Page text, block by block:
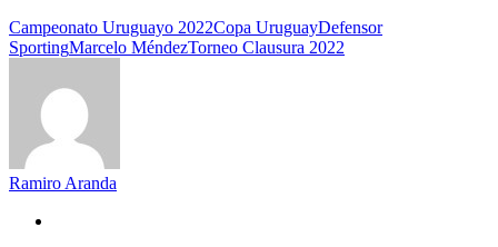
Campeonato Uruguayo 2022Copa UruguayDefensor
SportingMarcelo MéndezTorneo Clausura 2022
Ramiro Aranda